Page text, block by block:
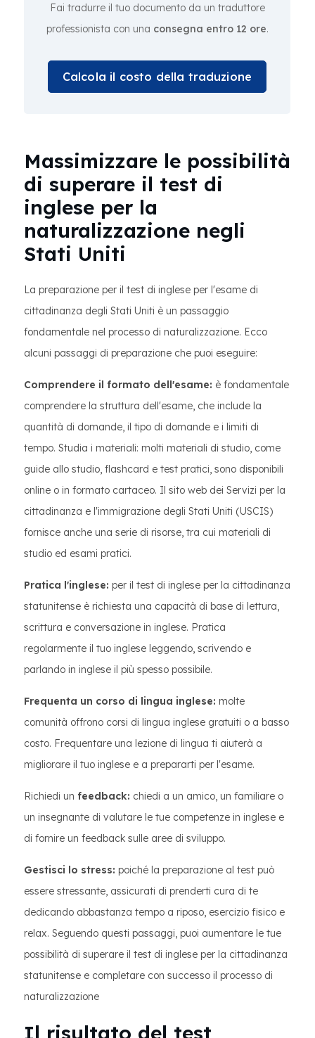
Fai tradurre il tuo documento da un traduttore
professionista con una consegna entro 12 ore.
Calcola il costo della traduzione
Massimizzare le possibilità
di superare il test di
inglese per la
naturalizzazione negli
Stati Uniti
La preparazione per il test di inglese per l'esame di
cittadinanza degli Stati Uniti è un passaggio
fondamentale nel processo di naturalizzazione. Ecco
alcuni passaggi di preparazione che puoi eseguire:
Comprendere il formato dell'esame: è fondamentale
comprendere la struttura dell'esame, che include la
quantità di domande, il tipo di domande e i limiti di
tempo. Studia i materiali: molti materiali di studio, come
guide allo studio, flashcard e test pratici, sono disponibili
online o in formato cartaceo. Il sito web dei Servizi per la
cittadinanza e l'immigrazione degli Stati Uniti (USCIS)
fornisce anche una serie di risorse, tra cui materiali di
studio ed esami pratici.
Pratica l'inglese: per il test di inglese per la cittadinanza
statunitense è richiesta una capacità di base di lettura,
scrittura e conversazione in inglese. Pratica
regolarmente il tuo inglese leggendo, scrivendo e
parlando in inglese il più spesso possibile.
Frequenta un corso di lingua inglese: molte
comunità offrono corsi di lingua inglese gratuiti o a basso
costo. Frequentare una lezione di lingua ti aiuterà a
migliorare il tuo inglese e a prepararti per l'esame.
Richiedi un feedback: chiedi a un amico, un familiare o
un insegnante di valutare le tue competenze in inglese e
di fornire un feedback sulle aree di sviluppo.
Gestisci lo stress: poiché la preparazione al test può
essere stressante, assicurati di prenderti cura di te
dedicando abbastanza tempo a riposo, esercizio fisico e
relax. Seguendo questi passaggi, puoi aumentare le tue
possibilità di superare il test di inglese per la cittadinanza
statunitense e completare con successo il processo di
naturalizzazione
Il risultato del test